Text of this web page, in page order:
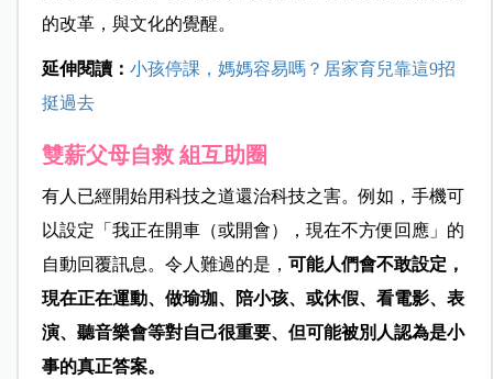
的改革，與文化的覺醒。
延伸閱讀： 小孩停課，媽媽容易嗎？居家育兒靠這9招
挺過去
雙薪父母自救 組互助圈
有人已經開始用科技之道還治科技之害。例如，手機可
以設定「我正在開車（或開會），現在不方便回應」的
自動回覆訊息。令人難過的是， 可能人們會不敢設定，
現在正在運動、做瑜珈、陪小孩、或休假、看電影、表
演、聽音樂會等對自己很重要、但可能被別人認為是小
事的真正答案。